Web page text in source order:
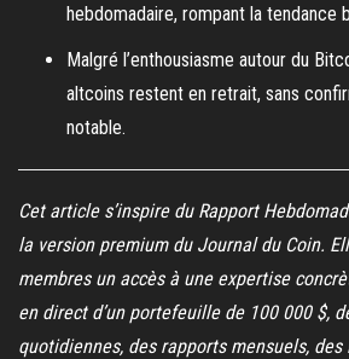
hebdomadaire, rompant la tendance
Malgré l’enthousiasme autour du
altcoins restent en retrait, sans
notable.
Cet article s’inspire du Rapport
la version premium du Journal du Coin.
membres un accès à une expertise
en direct d’un portefeuille de 100 000 $,
quotidiennes, des rapports mensuels,